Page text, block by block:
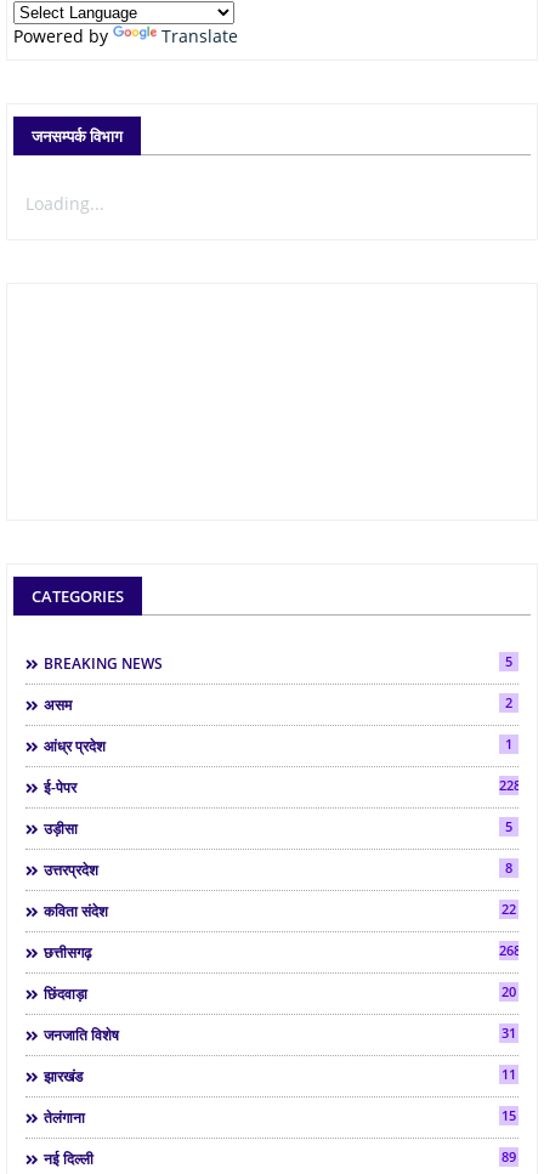
Powered by Translate
जनसम्पर्क विभाग
Loading...
CATEGORIES
BREAKING NEWS 5
असम 2
आंध्र प्रदेश 1
ई-पेपर 2286
उड़ीसा 5
उत्तरप्रदेश 8
कविता संदेश 22
छत्तीसगढ़ 268
छिंदवाड़ा 20
जनजाति विशेष 31
झारखंड 11
तेलंगाना 15
नई दिल्ली 89